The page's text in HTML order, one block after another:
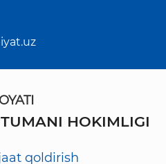
HOKIMLIGI
qoldirish
yo'riqnomasi